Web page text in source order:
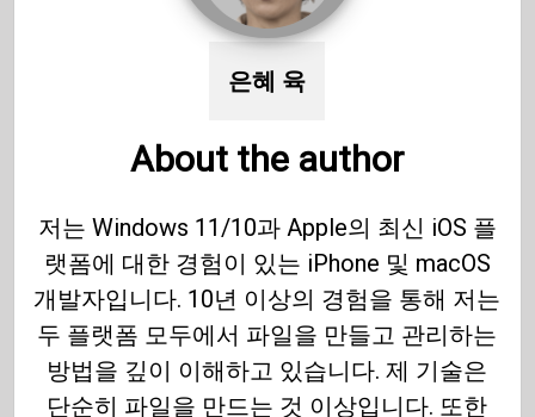
은혜 육
About the author
저는 Windows 11/10과 Apple의 최신 iOS 플
랫폼에 대한 경험이 있는 iPhone 및 macOS
개발자입니다. 10년 이상의 경험을 통해 저는
두 플랫폼 모두에서 파일을 만들고 관리하는
방법을 깊이 이해하고 있습니다. 제 기술은
단순히 파일을 만드는 것 이상입니다. 또한